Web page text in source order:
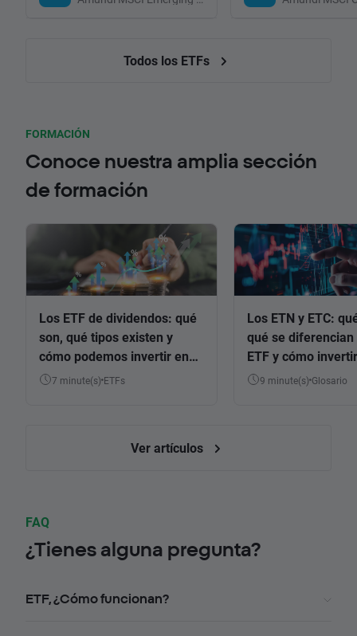
Todos los ETFs
FORMACIÓN
Conoce nuestra amplia sección
de formación
Los ETF de dividendos: qué
son, qué tipos existen y
cómo podemos invertir en
ellos7 minute(s) ETFs
Los ETN y ETC:
qué se diferencian
ETF y cómo
9 minute(s) Glosario
Ver artículos
FAQ
¿Tienes alguna pregunta?
ETF, ¿Cómo funcionan?